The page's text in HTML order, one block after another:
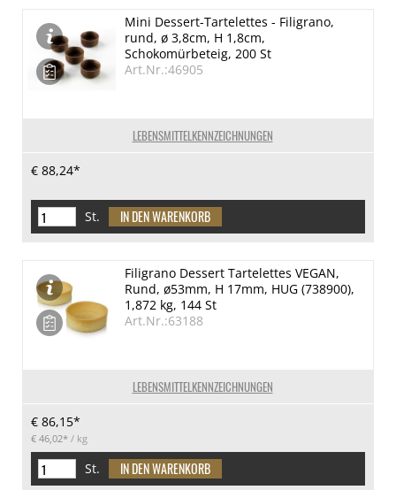
LEBENSMITTELKENNZEICHNUNGEN
Mini Dessert-Tartelettes - Filigrano,
rund, ø 3,8cm, H 1,8cm,
Schokomürbeteig, 200 St
Art.Nr.:46905
€ 88,24*
St.
LEBENSMITTELKENNZEICHNUNGEN
Filigrano Dessert Tartelettes VEGAN,
Rund, ø53mm, H 17mm, HUG (738900),
1,872 kg, 144 St
Art.Nr.:63188
€ 86,15*
€ 46,02* / kg
St.